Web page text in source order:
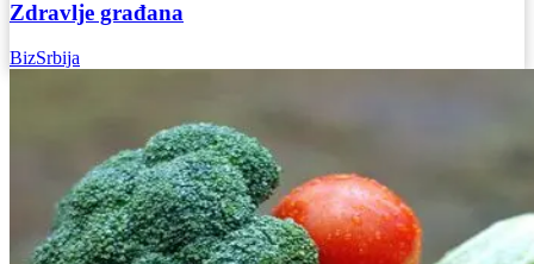
Zdravlje građana
BizSrbija